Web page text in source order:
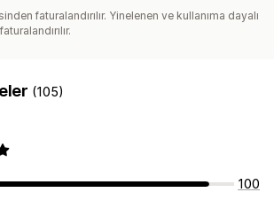
faturalandırılır. Yinelenen ve kullanıma dayalı
(105)
100